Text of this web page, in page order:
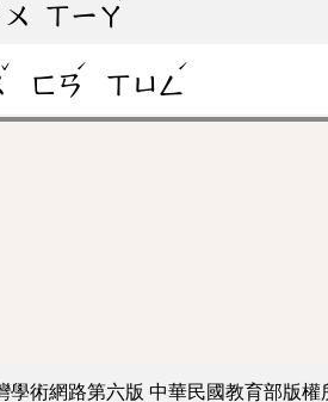
ㄨ ㄒㄧㄚ
ˇ
ㄈㄢ
ˊ
ㄒㄩㄥ
ˊ
學術網路第六版 中華民國教育部版權